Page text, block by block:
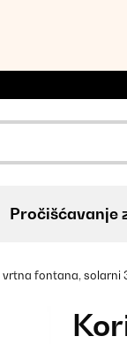
Pročišćavanje
fontana, solarni